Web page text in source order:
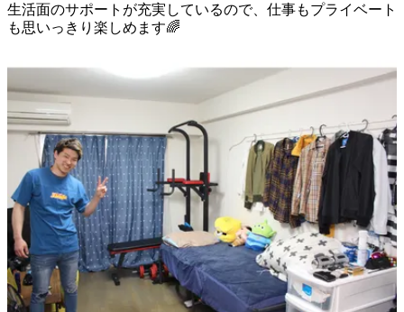
生活面のサポートが充実しているので、仕事もプライベート
も思いっきり楽しめます🌈